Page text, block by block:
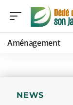
Aménagement
NEWS